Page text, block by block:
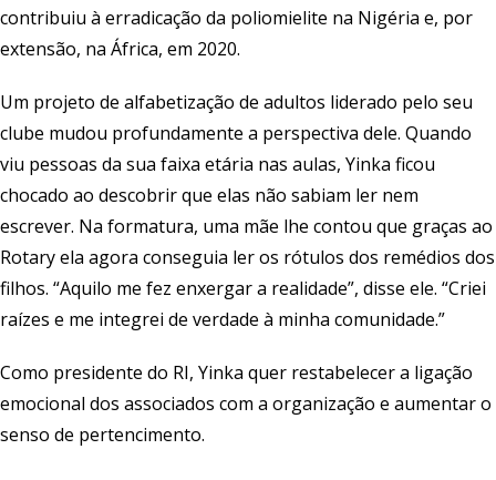
contribuiu à erradicação da poliomielite na Nigéria e, por
extensão, na África, em 2020.
Um projeto de alfabetização de adultos liderado pelo seu
clube mudou profundamente a perspectiva dele. Quando
viu pessoas da sua faixa etária nas aulas, Yinka ficou
chocado ao descobrir que elas não sabiam ler nem
escrever. Na formatura, uma mãe lhe contou que graças ao
Rotary ela agora conseguia ler os rótulos dos remédios dos
filhos. “Aquilo me fez enxergar a realidade”, disse ele. “Criei
raízes e me integrei de verdade à minha comunidade.”
Como presidente do RI, Yinka quer restabelecer a ligação
emocional dos associados com a organização e aumentar o
senso de pertencimento.